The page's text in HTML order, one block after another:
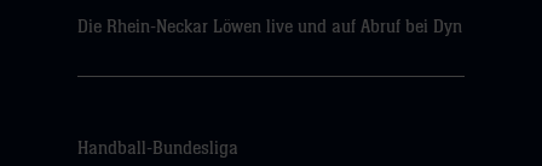
Die Rhein-Neckar Löwen live und auf Abruf bei Dyn
Handball-Bundesliga